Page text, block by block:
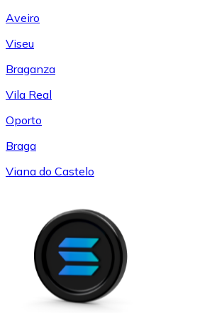
Aveiro
Viseu
Braganza
Vila Real
Oporto
Braga
Viana do Castelo